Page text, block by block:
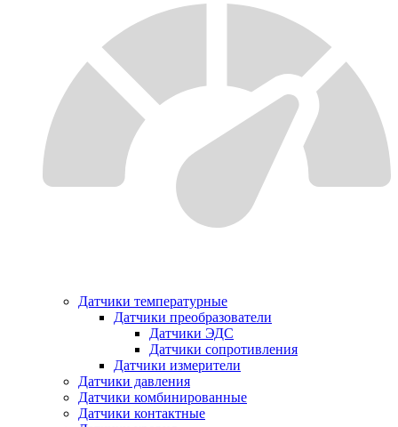
Датчики температурные
Датчики преобразователи
Датчики ЭДС
Датчики сопротивления
Датчики измерители
Датчики давления
Датчики комбинированные
Датчики контактные